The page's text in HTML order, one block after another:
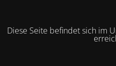
Diese Seite befindet sich im